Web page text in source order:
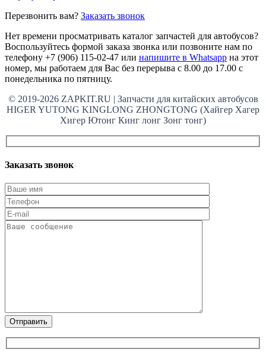
Перезвонить вам? Заказать звонок
Нет времени просматривать каталог запчастей для автобусов?
Воспользуйтесь формой заказа звонка или позвоните нам по
телефону +7 (906) 115-02-47 или напишите в Whatsapp на этот
номер, мы работаем для Вас без перерыва с 8.00 до 17.00 с
понедельника по пятницу.
© 2019-2026 ZAPKIT.RU | Запчасти для китайских автобусов
HIGER YUTONG KINGLONG ZHONGTONG (Хайгер Хагер
Хигер Ютонг Кинг лонг Зонг тонг)
Заказать звонок